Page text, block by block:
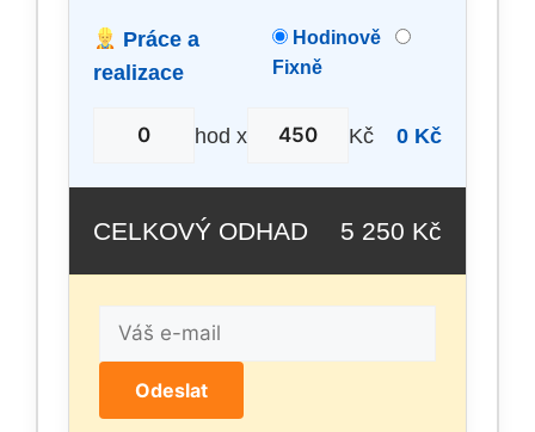
Práce a
realizace
Hodinově
Fixně
hod x Kč 0 Kč
CELKOVÝ ODHAD 5 250 Kč
Odeslat